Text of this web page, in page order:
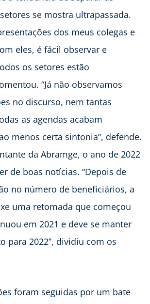
se mostra ultrapassada.
dos meus colegas e
eles, é fácil observar e
os setores estão
“Já não observamos
no discurso, nem tantas
as agendas acabam
menos certa sintonia”, defende.
da Abramge, o ano de 2022
de boas notícias. “Depois de
no número de beneficiários, a
uma retomada que começou
em 2021 e deve se manter
para 2022”, dividiu com os
foram seguidas por um bate